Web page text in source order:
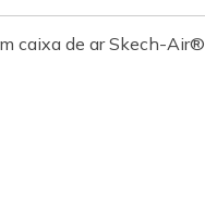
caixa de ar Skech-Air®